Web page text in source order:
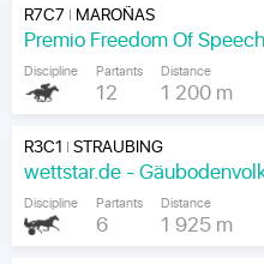
R7C7 | MAROÑAS
Premio Freedom Of
Discipline Partants
12
Distance
1 200 m
R3C1 |STRAUBING
wettstar.de -
Discipline Partants
6
Distance
1 925 m